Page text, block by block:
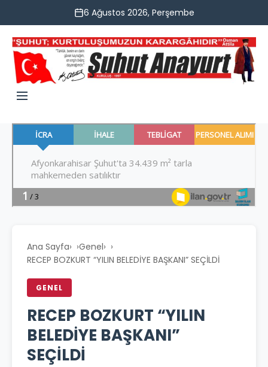
6 Ağustos 2026, Perşembe
Ana Sayfa› Genel›
RECEP BOZKURT “YILIN BELEDİYE BAŞKANI” SEÇİLDİ
GENEL
RECEP BOZKURT “YILIN
BELEDİYE BAŞKANI”
SEÇİLDİ